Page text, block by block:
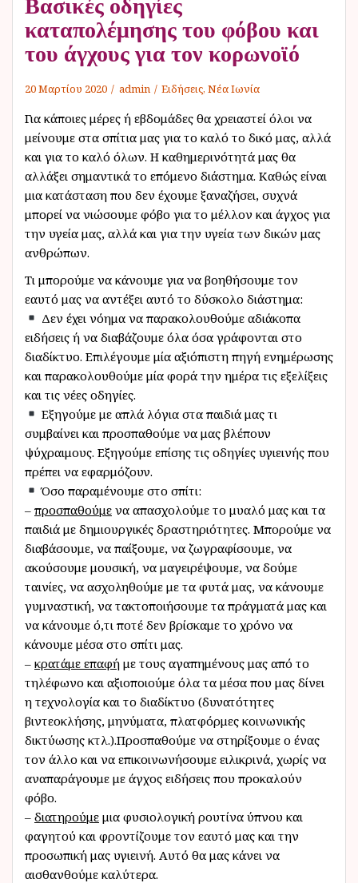
καταπολέμησης του φόβου και
του άγχους για τον κορωνοϊό
20 Μαρτίου 2020 admin Ειδήσεις, Νέα Ιωνία
Για κάποιες μέρες ή εβδομάδες θα χρειαστεί όλοι να
μείνουμε στα σπίτια μας για το καλό το δικό μας, αλλά
και για το καλό όλων. Η καθημερινότητά μας θα
αλλάξει σημαντικά το επόμενο διάστημα. Καθώς είναι
μια κατάσταση που δεν έχουμε ξαναζήσει, συχνά
μπορεί να νιώσουμε φόβο για το μέλλον και άγχος για
την υγεία μας, αλλά και για την υγεία των δικών μας
ανθρώπων.
Τι μπορούμε να κάνουμε για να βοηθήσουμε τον
εαυτό μας να αντέξει αυτό το δύσκολο διάστημα:
Δεν έχει νόημα να παρακολουθούμε αδιάκοπα
ειδήσεις ή να διαβάζουμε όλα όσα γράφονται στο
διαδίκτυο. Επιλέγουμε μία αξιόπιστη πηγή ενημέρωσης
και παρακολουθούμε μία φορά την ημέρα τις εξελίξεις
και τις νέες οδηγίες.
Εξηγούμε με απλά λόγια στα παιδιά μας τι
συμβαίνει και προσπαθούμε να μας βλέπουν
ψύχραιμους. Εξηγούμε επίσης τις οδηγίες υγιεινής που
πρέπει να εφαρμόζουν.
Όσο παραμένουμε στο σπίτι:
– προσπαθούμε να απασχολούμε το μυαλό μας και τα
παιδιά με δημιουργικές δραστηριότητες. Μπορούμε να
διαβάσουμε, να παίξουμε, να ζωγραφίσουμε, να
ακούσουμε μουσική, να μαγειρέψουμε, να δούμε
ταινίες, να ασχοληθούμε με τα φυτά μας, να κάνουμε
γυμναστική, να τακτοποιήσουμε τα πράγματά μας και
να κάνουμε ό,τι ποτέ δεν βρίσκαμε το χρόνο να
κάνουμε μέσα στο σπίτι μας.
– κρατάμε επαφή με τους αγαπημένους μας από το
τηλέφωνο και αξιοποιούμε όλα τα μέσα που μας δίνει
η τεχνολογία και το διαδίκτυο (δυνατότητες
βιντεοκλήσης, μηνύματα, πλατφόρμες κοινωνικής
δικτύωσης κτλ.).Προσπαθούμε να στηρίξουμε ο ένας
τον άλλο και να επικοινωνήσουμε ειλικρινά, χωρίς να
αναπαράγουμε με άγχος ειδήσεις που προκαλούν
φόβο.
– διατηρούμε μια φυσιολογική ρουτίνα ύπνου και
φαγητού και φροντίζουμε τον εαυτό μας και την
προσωπική μας υγιεινή. Αυτό θα μας κάνει να
αισθανθούμε καλύτερα.